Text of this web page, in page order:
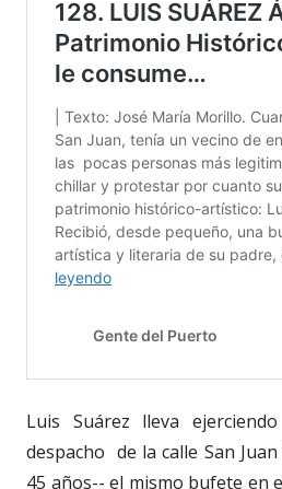
Luis Suárez lleva
despacho de la calle San
45 años-- el mismo bufete en